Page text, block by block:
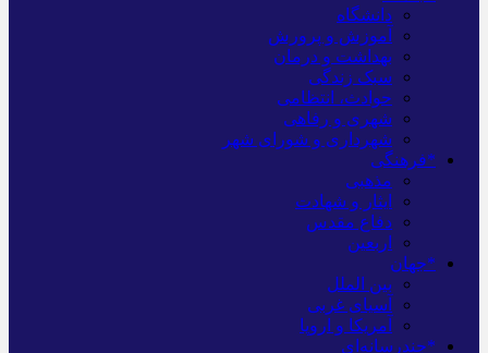
دانشگاه
آموزش و پرورش
بهداشت و درمان
سبک زندگی
حوادث، انتظامی
شهری و رفاهی
شهرداری و شورای شهر
*فرهنگی
مذهبی
ایثار و شهادت
دفاع مقدس
اربعین
*جهان
بین الملل
آسیای غربی
آمریکا و اروپا
*چندرسانه‌ای